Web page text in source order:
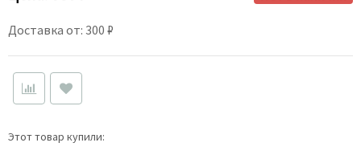
Доставка от: 300 ₽
Этот товар купили: